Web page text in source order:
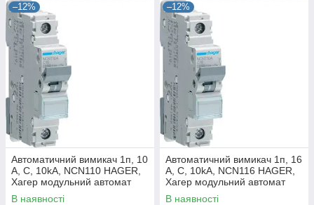
–12%
Автоматичний вимикач 1п, 10
А, C, 10kA, NCN110 HAGER,
Хагер модульний автомат
для щитів і боксів
В наявності
–12%
Автоматичний вимикач 1п, 16
А, C, 10kA, NCN116 HAGER,
Хагер модульний автомат
для щитів і боксів
В наявності